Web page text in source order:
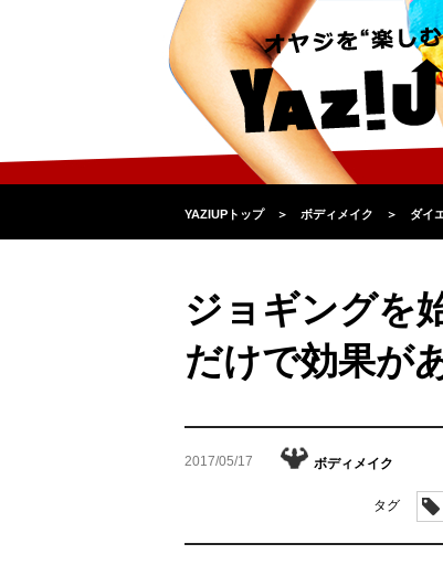
YAZIUPトップ ＞ ボディメイク ＞ ダイ
ジョギングを
だけで効果が
2017/05/17 ボディメイク
タグ